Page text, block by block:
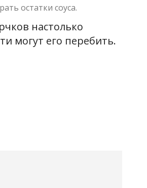
остатки соуса.
настолько
могут его перебить.